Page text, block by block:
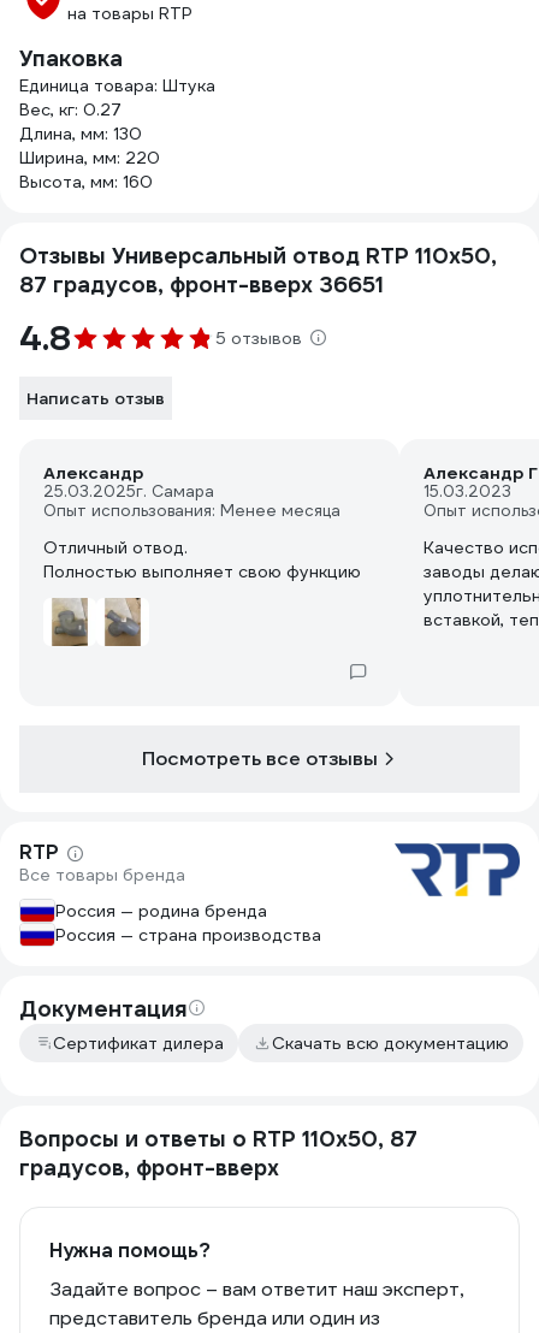
на товары RTP
Упаковка
Единица товара: Штука
Вес, кг: 0.27
Длина, мм: 130
Ширина, мм: 220
Высота, мм: 160
Отзывы Универсальный отвод RTP 110х50,
87 градусов, фронт-вверх 36651
4.8 5 отзывов
Написать отзыв
Александр
25.03.2025г. Самара
Опыт использования: Менее месяца
Отличный отвод.
Полностью выполняет свою функцию
Александр
15.03.2023
Опыт
Качество
заводы
вставкой,
Посмотреть все отзывы
RTP
Все товары бренда
Россия — родина бренда
Россия — страна производства
Документация
Сертификат дилера Скачать всю документацию
Вопросы и ответы о RTP 110х50, 87
градусов, фронт-вверх
Нужна помощь?
Задайте вопрос – вам ответит наш эксперт,
представитель бренда или один из